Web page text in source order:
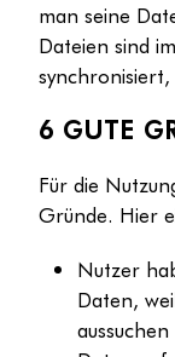
man seine
Dateien sind
6 GUTE
Für die
Gründe. Hier
Nutzer
Daten,